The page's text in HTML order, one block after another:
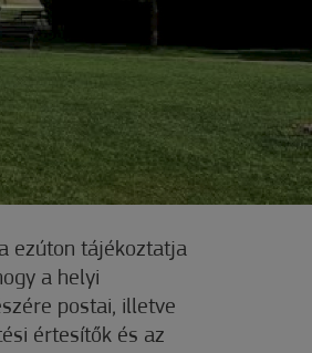
ezúton tájékoztatja
a helyi
postai, illetve
értesítők és az